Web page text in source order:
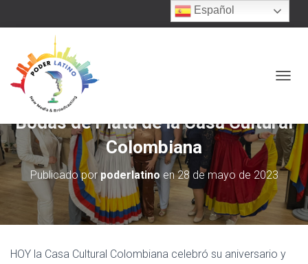
B
A
R
M
O
D
N
Bodas de Plata de la Casa Cultural
Colombiana
Publicado por poderlatino en28 de mayo de 2023
HOY la Casa Cultural Colombiana celebró su aniversario y
Español